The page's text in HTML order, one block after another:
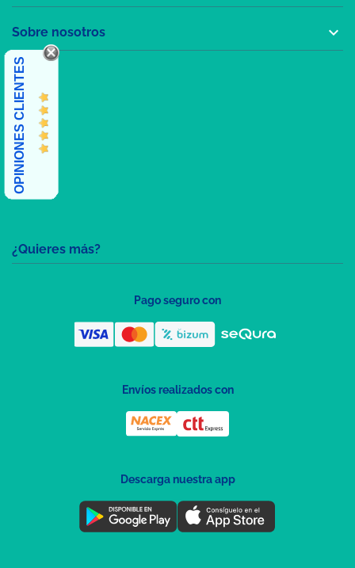
¿Quieres más?
Sobre nosotros 
OPINIONES CLIENTES
Pago seguro con
Envíos realizados con
Descarga nuestra app